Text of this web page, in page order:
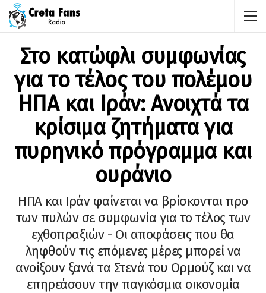
Στο κατώφλι συμφωνίας
για το τέλος του πολέμου
ΗΠΑ και Ιράν: Ανοιχτά τα
κρίσιμα ζητήματα για
πυρηνικό πρόγραμμα και
ουράνιο
ΗΠΑ και Ιράν φαίνεται να βρίσκονται προ
των πυλών σε συμφωνία για το τέλος των
εχθοπραξιών - Οι αποφάσεις που θα
ληφθούν τις επόμενες μέρες μπορεί να
ανοίξουν ξανά τα Στενά του Ορμούζ και να
επηρεάσουν την παγκόσμια οικονομία